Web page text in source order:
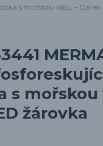
s mořskou vílou + Dárek
s mořskou
žárovka